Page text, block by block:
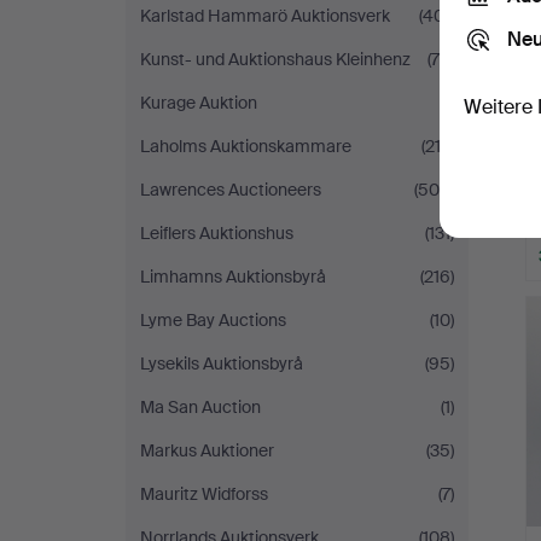
Karlstad Hammarö Auktionsverk
(401)
Kunst- und Auktionshaus Kleinhenz
(75)
Kurage Auktion
Laholms Auktionskammare
(212)
Lawrences Auctioneers
(500)
Leiflers Auktionshus
(131)
Limhamns Auktionsbyrå
(216)
Lyme Bay Auctions
(10)
Lysekils Auktionsbyrå
(95)
Ma San Auction
(1)
Markus Auktioner
(35)
Mauritz Widforss
(7)
Weitere